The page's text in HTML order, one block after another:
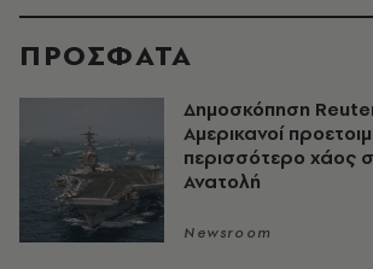
ΠΡΟΣΦΑΤΑ
Δημοσκόπηση
Αμερικανοί
περισσότερο χάος
Ανατολή
Newsroom